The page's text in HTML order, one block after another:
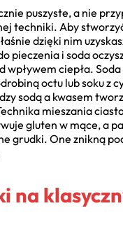
puszyste, a nie
techniki. Aby
dzięki nim
pieczenia i soda
wpływem ciepła.
octu lub soku z
sodą a kwasem
mieszania
gluten w mące, a
grudki. One znikną
na